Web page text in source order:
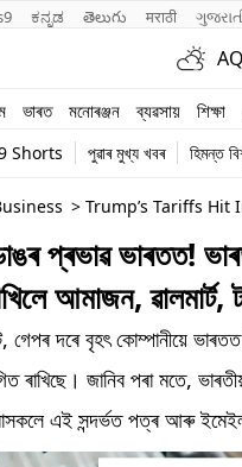
ಕನ್ನಡ తెలుగు मराठी
ভাৰত মনোৰঞ্জন ব্যৱসায় শিক্ষা
Shorts পুৱাৰ মুখ্য খবৰ হিমন্ত
> Trump’s Tariffs
প্ৰভাৱ ভাৰতত!
আমাজন, ৱালমাৰ্ট,
গেপৰ দৰে বৃহৎ কোম্পানীয়ে
ৰাখিছে। জানিব পৰা মতে,
এই সন্দৰ্ভত পত্ৰ আৰু